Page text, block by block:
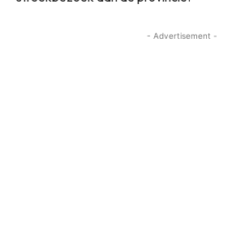
- Advertisement -